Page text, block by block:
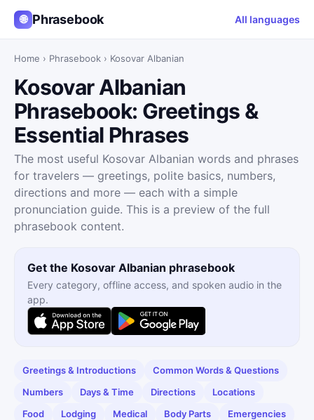
🌐 Phrasebook All languages
Home › Phrasebook › Kosovar Albanian
Kosovar Albanian
Phrasebook: Greetings &
Essential Phrases
The most useful Kosovar Albanian words and phrases
for travelers — greetings, polite basics, numbers,
directions and more — each with a simple
pronunciation guide. This is a preview of the full
phrasebook content.
Get the Kosovar Albanian phrasebook
Every category, offline access, and spoken audio in the
app.
Greetings & Introductions
Common Words & Questions
Numbers
Days & Time Directions
Locations
Food
Lodging Medical Body Parts
Emergencies